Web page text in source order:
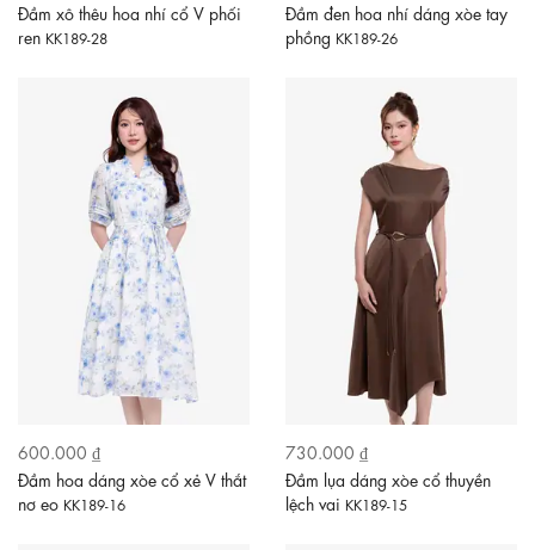
Đầm xô thêu hoa nhí cổ V phối
ren KK189-28
Đầm đen hoa nhí dáng xòe tay
phồng KK189-26
600.000 ₫
Đầm hoa dáng xòe cổ xẻ V thắt
nơ eo KK189-16
730.000 ₫
Đầm lụa dáng xòe cổ thuyền
lệch vai KK189-15